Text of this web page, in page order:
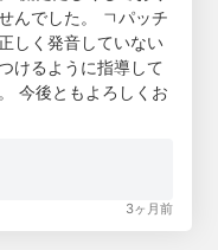
んでした。 ㄱパッチ
しく発音していない
けるように指導して
今後ともよろしくお
3ヶ月前